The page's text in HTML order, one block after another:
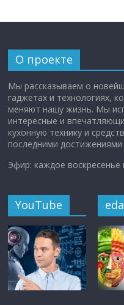
О проекте
Мы рассказываем о
гаджетах и технологиях,
меняют нашу жизнь. Мы
интересные и
кухонную технику и
последними
Эфир: каждое воскресенье
YouTube